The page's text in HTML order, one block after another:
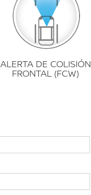
ALERTA DE COLISIÓN
FRONTAL (FCW)